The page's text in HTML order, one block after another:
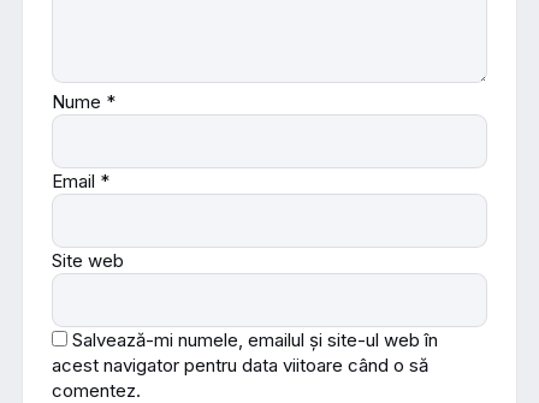
Nume *
Email *
Site web
Salvează-mi numele, emailul și site-ul web în
acest navigator pentru data viitoare când o să
comentez.